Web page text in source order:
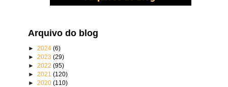
Arquivo do blog
►2024(6)
►2023(29)
►2022(95)
►2021(120)
►2020(110)